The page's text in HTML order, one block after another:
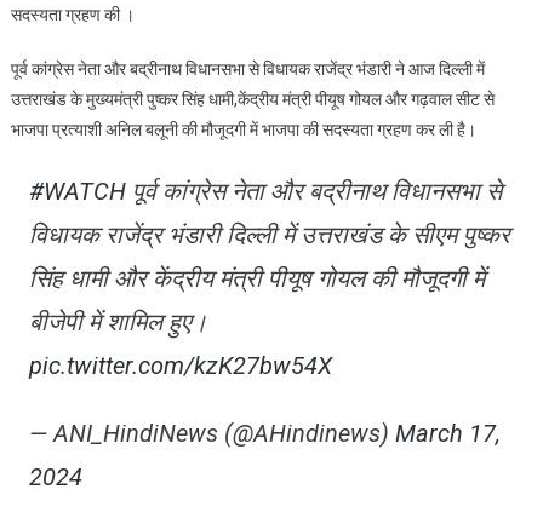
राजेंद्र
भंडारी
सदस्यता ग्रहण की ।
पूर्व कांग्रेस नेता और बद्रीनाथ विधानसभा से विधायक राजेंद्र भंडारी ने आज दिल्ली में
उत्तराखंड के मुख्यमंत्री पुष्कर सिंह धामी,केंद्रीय मंत्री पीयूष गोयल और गढ़वाल सीट से
भाजपा प्रत्याशी अनिल बलूनी की मौजूदगी में भाजपा की सदस्यता ग्रहण कर ली है।
#WATCHपूर्व कांग्रेस नेता और बद्रीनाथ विधानसभा से
विधायक राजेंद्र भंडारी दिल्ली में उत्तराखंड के सीएम पुष्कर
सिंह धामी और केंद्रीय मंत्री पीयूष गोयल की मौजूदगी में
बीजेपी में शामिल हुए।
pic.twitter.com/kzK27bw54X
— ANI_HindiNews (@AHindinews) March 17,
2024